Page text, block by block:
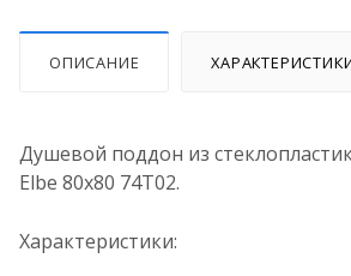
ОПИСАНИЕ
Душевой поддон из
Elbe 80x80 74T02.
Характеристики: